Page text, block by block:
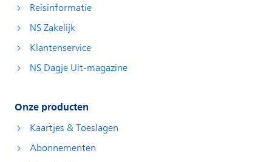
Reisinformatie
NS Zakelijk
Klantenservice
NS Dagje Uit-magazine
Onze producten
Kaartjes & Toeslagen
Abonnementen